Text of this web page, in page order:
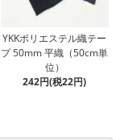
YKKポリエステル織テー
プ 50mm 平織（50cm単
位）
242円(税22円)